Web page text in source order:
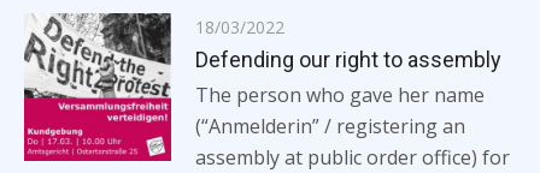
Posted
on
18/03/2022
Defending our right to assembly
The person who gave her name
(“Anmelderin” / registering an
assembly at public order office) for